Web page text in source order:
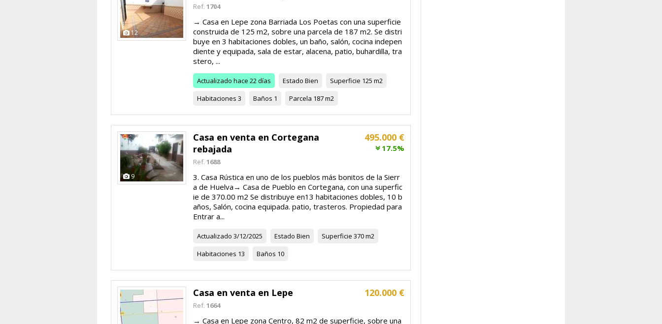
12
Ref. 1704
→ Casa en Lepe zona Barriada Los Poetas con una superficie
construida de 125 m2, sobre una parcela de 187 m2. Se distri
buye en 3 habitaciones dobles, un baño, salón, cocina indepen
diente y equipada, sala de estar, alacena, patio, buhardilla, tra
stero, ...
Actualizado hace 22 días Estado Bien Superficie 125 m2
Habitaciones 3 Baños 1 Parcela 187 m2
9
495.000 €
17.5%
Casa en venta en Cortegana
rebajada
Ref. 1688
3. Casa Rústica en uno de los pueblos más bonitos de la Sierr
a de Huelva→ Casa de Pueblo en Cortegana, con una superfic
ie de 370.00 m2 Se distribuye en13 habitaciones dobles, 10 b
años, Salón, cocina equipada. patio, trasteros. Propiedad para
Entrar a...
Actualizado 3/12/2025 Estado Bien Superficie 370 m2
Habitaciones 13 Baños 10
120.000 €
Casa en venta en Lepe
Ref. 1664
→ Casa en Lepe zona Centro, 82 m2 de superficie, sobre una